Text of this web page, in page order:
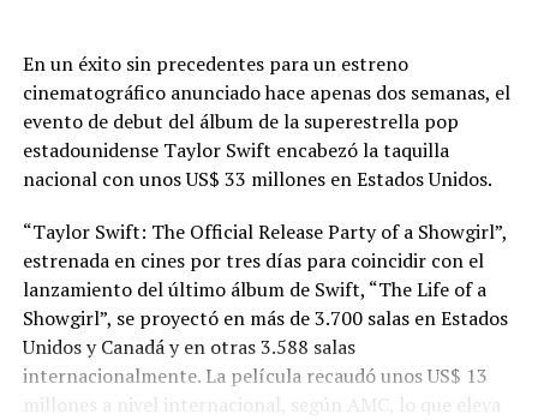
enchufarnuestraplaylistde Halloweencon canciones
de infarto, en la radio te acompañaremos con himnos
terroríficas para la tarde/noche del truco o trato.
Dale alplaypara escuchar aAva Maxy escucha a
En un éxito sin precedentes para un estreno
cinematográfico anunciado hace apenas dos semanas, el
evento de debut del álbum de la superestrella pop
estadounidense Taylor Swift encabezó la taquilla
nacional con unos US$ 33 millones en Estados Unidos.
“Taylor Swift: The Official Release Party of a Showgirl”,
estrenada en cines por tres días para coincidir con el
lanzamiento del último álbum de Swift, “The Life of a
Showgirl”, se proyectó en más de 3.700 salas en Estados
Unidos y Canadá y en otras 3.588 salas
internacionalmente. La película recaudó unos US$ 13
millones a nivel internacional, según AMC, lo que eleva